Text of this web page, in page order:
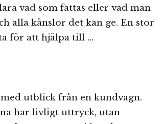
vad som fattas eller vad man
alla känslor det kan ge. En stor
för att hjälpa till …
utblick från en kundvagn.
har livligt uttryck, utan